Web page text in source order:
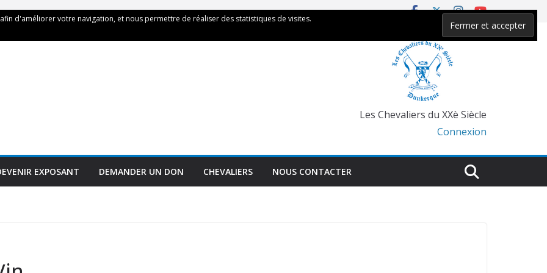
Les Chevaliers du XXè Siècle
Connexion
EXPOSANT DEMANDER UN DON CHEVALIERS NOUS CONTACTER
d'améliorer votre navigation, et nous permettre de réaliser des statistiques de visites.